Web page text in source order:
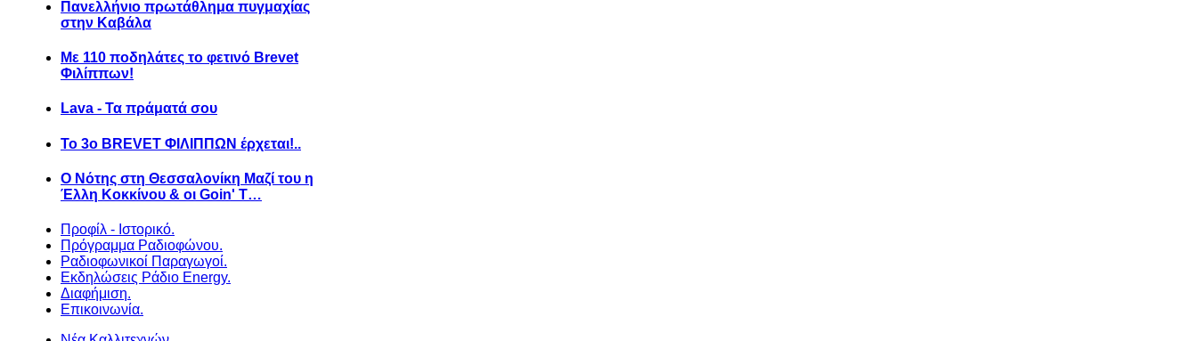
Πανελλήνιο πρωτάθλημα πυγμαχίας
στην Καβάλα
Με 110 ποδηλάτες το φετινό Brevet
Φιλίππων!
Lava - Τα πράματά σου
Το 3ο BREVET ΦΙΛΙΠΠΩΝ έρχεται!..
Ο Νότης στη Θεσσαλονίκη Μαζί του η
Έλλη Κοκκίνου & οι Goin' T…
Προφίλ - Ιστορικό.
Πρόγραμμα Ραδιοφώνου.
Ραδιοφωνικοί Παραγωγοί.
Εκδηλώσεις Ράδιο Energy.
Διαφήμιση.
Επικοινωνία.